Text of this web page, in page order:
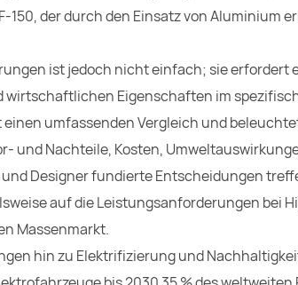
der durch den Einsatz von Aluminium
ist jedoch nicht einfach; sie erfordert
Eigenschaften im
umfassenden Vergleich und
und Nachteile, Kosten,
Designer fundierte Entscheidungen
auf die Leistungsanforderungen bei
Massenmarkt.
hin zu Elektrifizierung und